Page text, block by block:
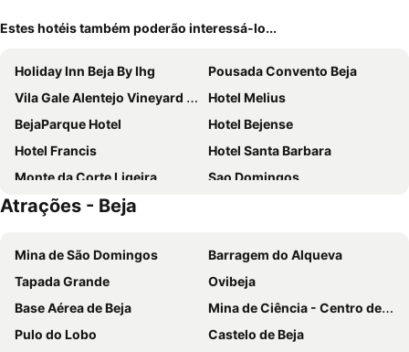
Estes hotéis também poderão interessá-lo...
Holiday Inn Beja By Ihg
Pousada Convento Beja
Vila Gale Alentejo Vineyard - Clube de Campo
Hotel Melius
BejaParque Hotel
Hotel Bejense
Hotel Francis
Hotel Santa Barbara
Monte da Corte Ligeira
Sao Domingos
Aljana Guest House Beja
Casa Amarela Health & Spa
Terras - Agroturismo & Vinhos
Pousada S. Francisco Beja
Monte Manjoa
Herdade Do Gizo
Atrações - Beja
Mina de São Domingos
Barragem do Alqueva
Tapada Grande
Ovibeja
Base Aérea de Beja
Mina de Ciência - Centro de Ciência Viva do Lousal
Pulo do Lobo
Castelo de Beja